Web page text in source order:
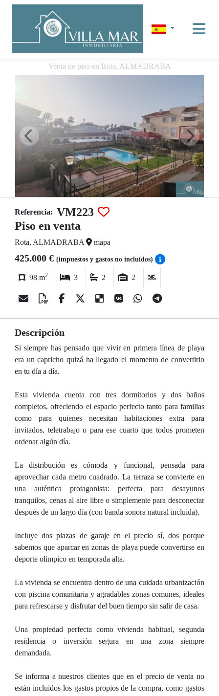
Venta de piso en Rota, ALMADRABA
Referencia: VM223
Piso en venta
Rota, ALMADRABA mapa
425.000 € (impuestos y gastos no incluídos)
98 m2 3 2 2
Descripción
Si siempre has pensado que vivir en primera línea de playa
era un capricho quizá ha llegado el momento de convertirlo
en tu día a día.
Esta vivienda cuenta con tres dormitorios y dos baños
completos, ofreciendo el espacio perfecto tanto para familias
como para quienes necesitan habitaciones extra para
invitados, teletrabajo o para ese cuarto que todos prometen
ordenar algún día.
La distribución es cómoda y funcional, pensada para
aprovechar cada metro cuadrado. La terraza se convierte en
una auténtica protagonista: perfecta para desayunos
tranquilos, cenas al aire libre o simplemente para desconectar
después de un largo día (con banda sonora natural incluida).
Incluye dos plazas de garaje en el precio sí, dos porque
sabemos que aparcar en zonas de playa puede convertirse en
deporte olímpico en temporada alta.
La vivienda se encuentra dentro de una cuidada urbanización
con piscina comunitaria y agradables zonas comunes, ideales
para refrescarse y disfrutar del buen tiempo sin salir de casa.
Una propiedad perfecta como vivienda habitual, segunda
residencia o inversión segura en una zona siempre
demandada.
Se informa a nuestros clientes que en el precio de venta no
están incluidos los gastos propios de la compra, como gastos